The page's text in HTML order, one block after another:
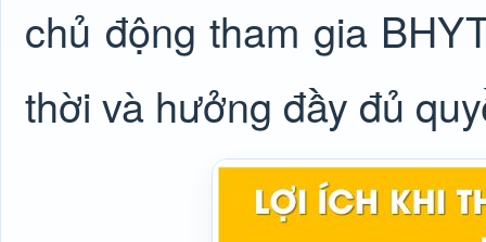
chủ động tham gia
thời và hưởng đầy đủ